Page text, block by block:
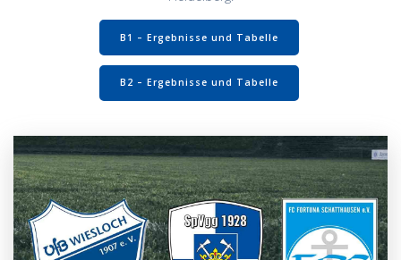
B1 – Ergebnisse und Tabelle
B2 – Ergebnisse und Tabelle